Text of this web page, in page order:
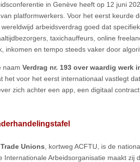
in Genève heeft op 12 juni
platformwerkers. Voor het eerst keurde
wereldwijd arbeidsverdrag goed dat
taxichauffeurs, online
inkomen en tempo steeds vaker door
naam Verdrag nr. 193 over waardig werk
het voor het eerst internationaal vastlegt
zich achter een app, een digitaal
Unions , kortweg ACFTU, is de
Internationale Arbeidsorganisatie maakt zij